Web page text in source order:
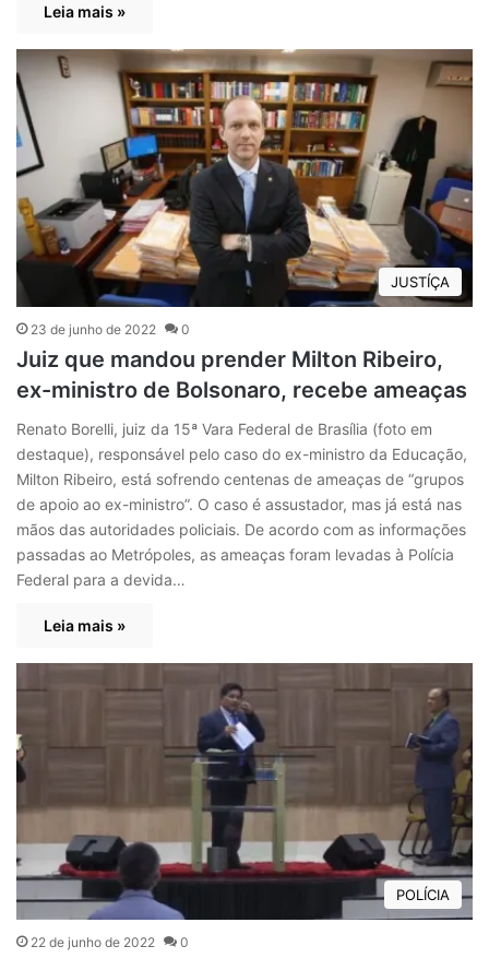
Leia mais »
JUSTÍÇA
23 de junho de 2022 0
Juiz que mandou prender Milton Ribeiro,
ex-ministro de Bolsonaro, recebe ameaças
Renato Borelli, juiz da 15ª Vara Federal de Brasília (foto em
destaque), responsável pelo caso do ex-ministro da Educação,
Milton Ribeiro, está sofrendo centenas de ameaças de “grupos
de apoio ao ex-ministro”. O caso é assustador, mas já está nas
mãos das autoridades policiais. De acordo com as informações
passadas ao Metrópoles, as ameaças foram levadas à Polícia
Federal para a devida…
Leia mais »
POLÍCIA
22 de junho de 2022 0